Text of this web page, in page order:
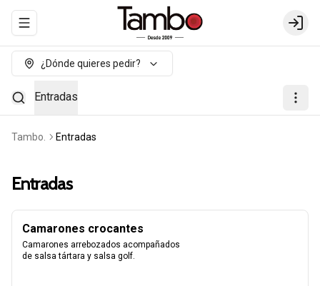
Abrir menu de navegación Login
¿Dónde quieres pedir?
Entradas
Tambo. Entradas
Entradas
Camarones crocantes
Camarones arrebozados acompañados
de salsa tártara y salsa golf.